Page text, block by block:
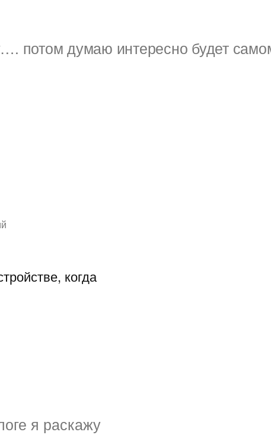
потом думаю интересно будет
к
но
когда
я раскажу